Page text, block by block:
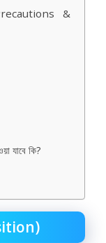
&
যাবে কি?